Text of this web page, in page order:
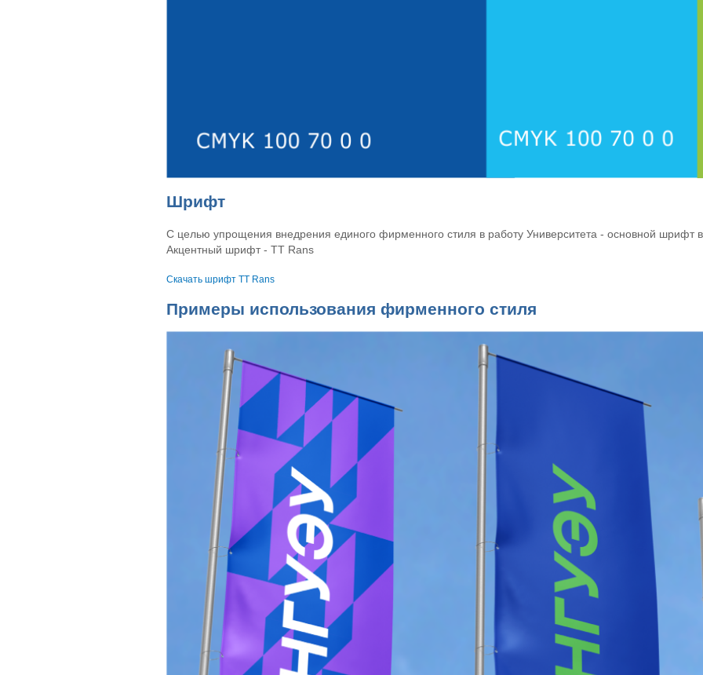
Шрифт
С целью упрощения внедрения единого фирменного стиля в работу Университета - основной шрифт
Акцентный шрифт - TT Rans
Скачать шрифт TT Rans
Примеры использования фирменного стиля